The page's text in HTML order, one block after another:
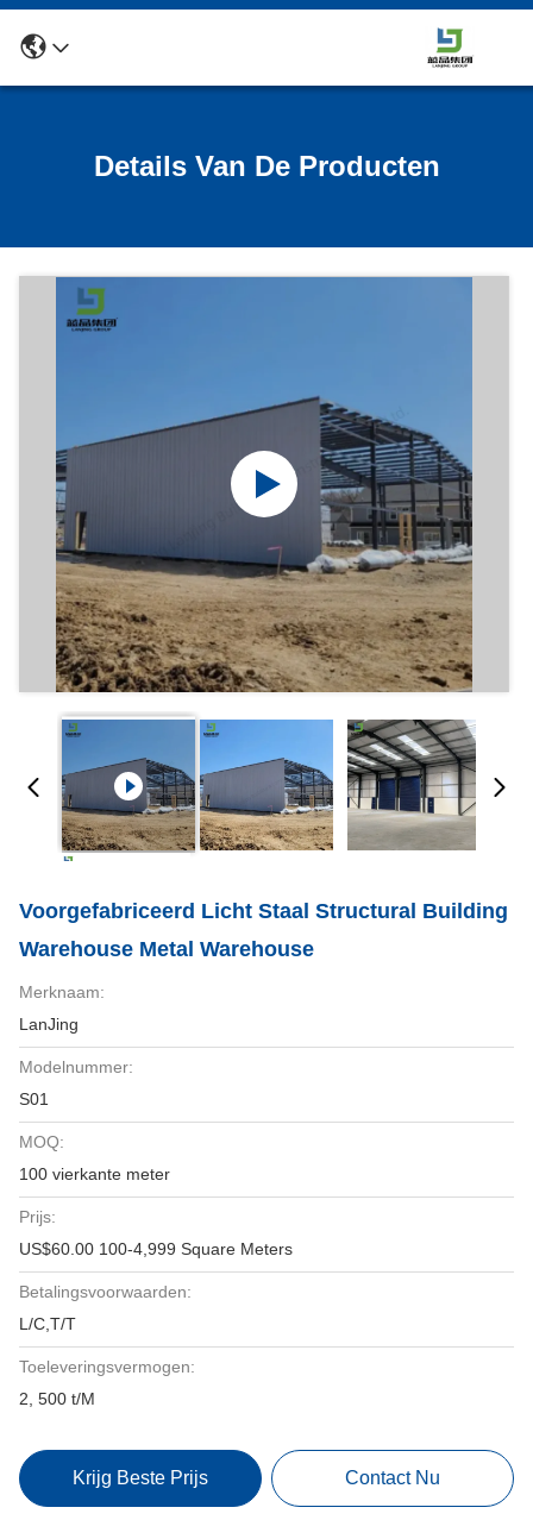
Details Van De Producten
Voorgefabriceerd Licht Staal Structural Building
Warehouse Metal Warehouse
Merknaam:
LanJing
Modelnummer:
S01
MOQ:
100 vierkante meter
Prijs:
US$60.00 100-4,999 Square Meters
Betalingsvoorwaarden:
L/C,T/T
Toeleveringsvermogen:
2, 500 t/M
Krijg Beste Prijs Contact Nu